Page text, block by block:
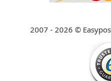
2007 - 2026 ©